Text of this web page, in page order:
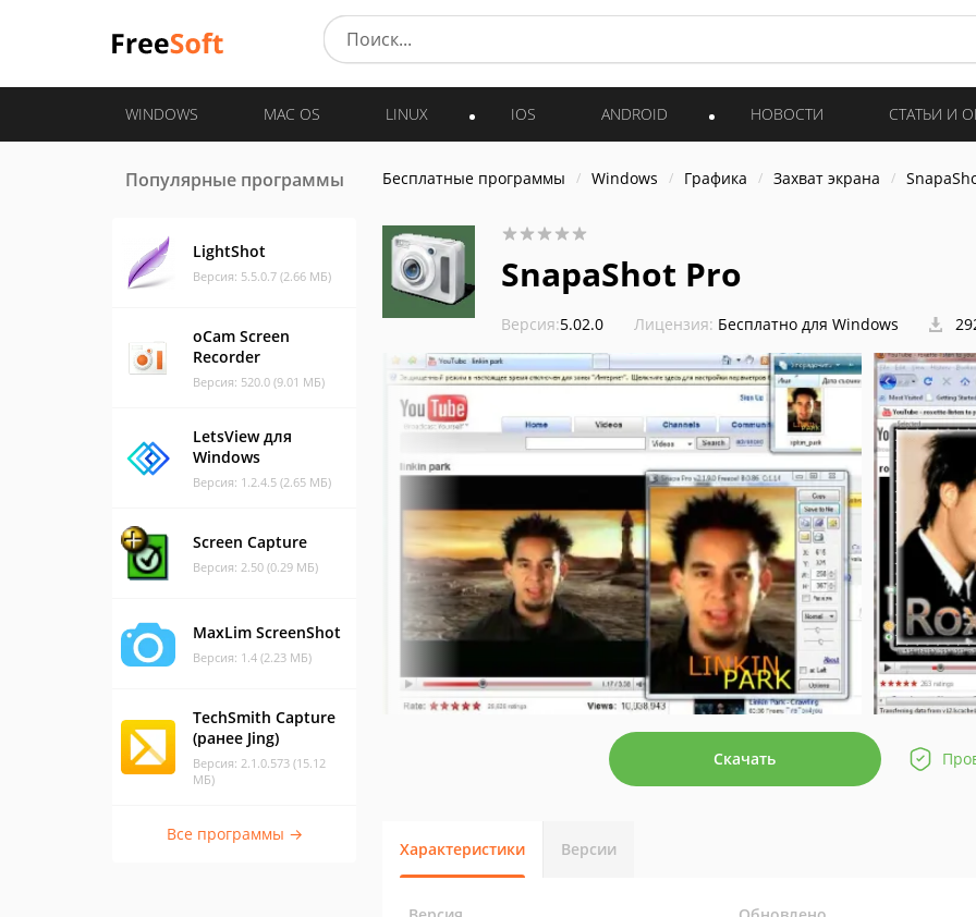
WINDOWS MAC OS LINUX IOS ANDROID НОВОСТИ СТАТЬИ И
Популярные программы
LightShot
Версия: 5.5.0.7 (2.66 МБ)
oCam Screen
Recorder
Версия: 520.0 (9.01 МБ)
LetsView для
Windows
Версия: 1.2.4.5 (2.65 МБ)
Screen Capture
Версия: 2.50 (0.29 МБ)
MaxLim ScreenShot
Версия: 1.4 (2.23 МБ)
TechSmith Capture
(ранее Jing)
Версия: 2.1.0.573 (15.12
МБ)
Все программы →
Бесплатные программы Windows Графика Захват экрана
SnapaShot Pro
Версия:5.02.0 Лицензия: Бесплатно для Windows
Скачать
Характеристики Версии